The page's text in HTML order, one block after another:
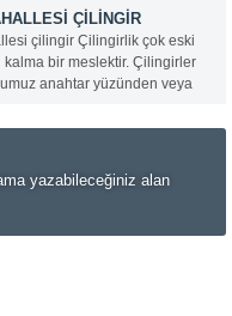
24 profesyonel...
ÇILINGIR
çilingir Çilingirlik çok eski
bir meslektir. Çilingirler
anahtar yüzünden veya
ilk olarak aradığımız kişilerdir.
yakın ve en hızlı çilingiri
da gelip kapımızı...
yazabileceğiniz alan